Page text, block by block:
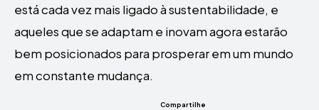
está cada vez mais ligado à sustentabilidade, e
aqueles que se adaptam e inovam agora estarão
bem posicionados para prosperar em um mundo
em constante mudança.
Compartilhe